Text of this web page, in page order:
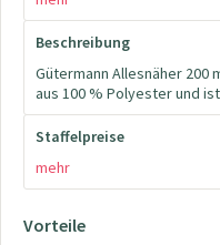
Beschreibung
Gütermann Allesnäher 200
aus 100 % Polyester und
Staffelpreise
mehr
Vorteile